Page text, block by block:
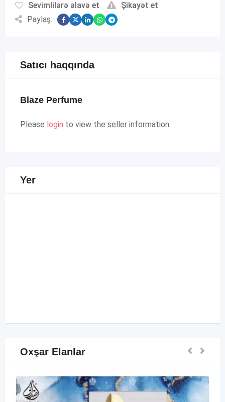
Sevimlilərə əlavə et
Şikayət et
Paylaş:
Satıcı haqqında
Blaze Perfume
Please login to view the seller information.
Yer
Oxşar Elanlar